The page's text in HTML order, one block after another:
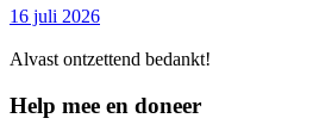
16 juli 2026
Alvast ontzettend bedankt!
Help mee en doneer